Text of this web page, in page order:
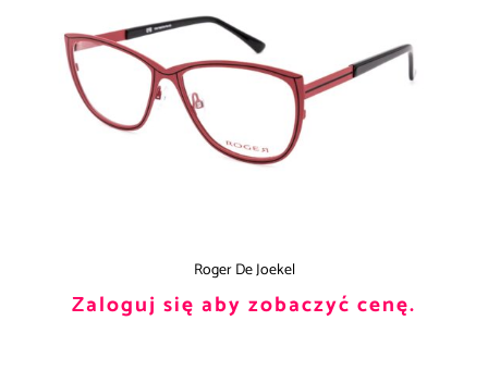
Roger De Joekel
Zaloguj się aby zobaczyć cenę.